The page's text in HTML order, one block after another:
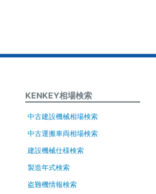
KENKEY相場検索
中古建設機械相場検索
中古運搬車両相場検索
建設機械仕様検索
製造年式検索
盗難機情報検索